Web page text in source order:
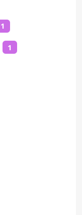
1
1